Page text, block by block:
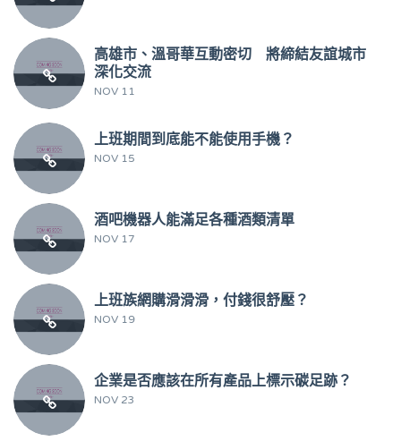
高雄市、溫哥華互動密切 將締結友誼城市
深化交流
NOV 11
上班期間到底能不能使用手機？
NOV 15
酒吧機器人能滿足各種酒類清單
NOV 17
上班族網購滑滑滑，付錢很舒壓？
NOV 19
企業是否應該在所有產品上標示碳足跡？
NOV 23